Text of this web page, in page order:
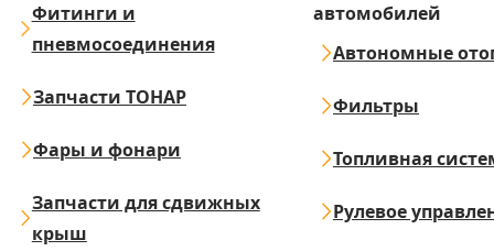
Фитинги и
пневмосоединения
Запчасти ТОНАР
Фары и фонари
Запчасти для сдвижных
крыш
автомобилей
Автономные
Фильтры
Топливная
Рулевое